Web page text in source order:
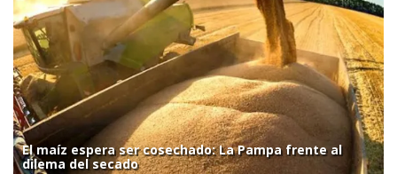
El maíz espera ser cosechado: La Pampa frente al
dilema del secado